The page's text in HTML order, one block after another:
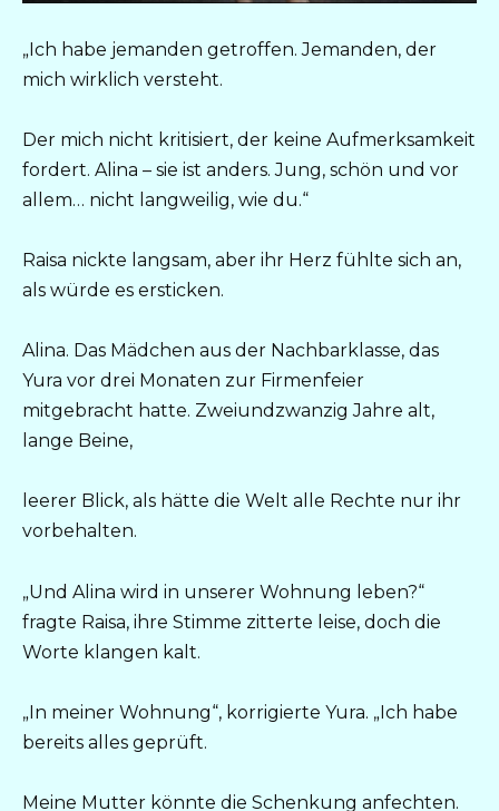
„Ich habe jemanden getroffen. Jemanden, der
mich wirklich versteht.
Der mich nicht kritisiert, der keine Aufmerksamkeit
fordert. Alina – sie ist anders. Jung, schön und vor
allem… nicht langweilig, wie du.“
Raisa nickte langsam, aber ihr Herz fühlte sich an,
als würde es ersticken.
Alina. Das Mädchen aus der Nachbarklasse, das
Yura vor drei Monaten zur Firmenfeier
mitgebracht hatte. Zweiundzwanzig Jahre alt,
lange Beine,
leerer Blick, als hätte die Welt alle Rechte nur ihr
vorbehalten.
„Und Alina wird in unserer Wohnung leben?“
fragte Raisa, ihre Stimme zitterte leise, doch die
Worte klangen kalt.
„In meiner Wohnung“, korrigierte Yura. „Ich habe
bereits alles geprüft.
Meine Mutter könnte die Schenkung anfechten.